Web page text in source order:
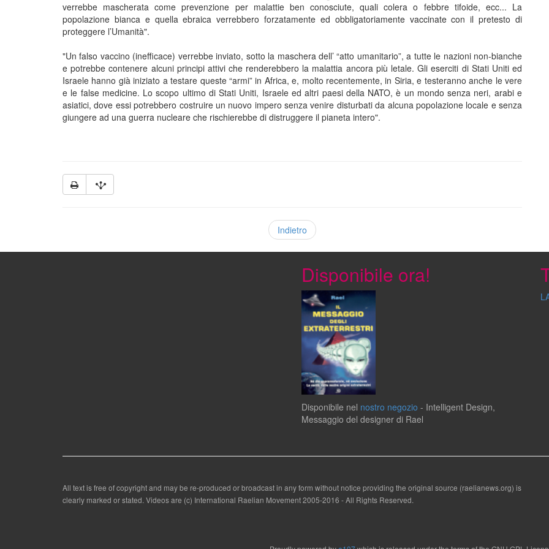
verrebbe mascherata come prevenzione per malattie ben conosciute, quali colera o febbre tifoide, ecc... La
popolazione bianca e quella ebraica verrebbero forzatamente ed obbligatoriamente vaccinate con il pretesto di
proteggere l’Umanità".
"Un falso vaccino (inefficace) verrebbe inviato, sotto la maschera dell’ “atto umanitario”, a tutte le nazioni non-bianche
e potrebbe contenere alcuni principi attivi che renderebbero la malattia ancora più letale. Gli eserciti di Stati Uniti ed
Israele hanno già iniziato a testare queste “armi” in Africa, e, molto recentemente, in Siria, e testeranno anche le vere
e le false medicine. Lo scopo ultimo di Stati Uniti, Israele ed altri paesi della NATO, è un mondo senza neri, arabi e
asiatici, dove essi potrebbero costruire un nuovo impero senza venire disturbati da alcuna popolazione locale e senza
giungere ad una guerra nucleare che rischierebbe di distruggere il pianeta intero".
Indietro
Disponibile ora!
Disponibile nel nostro negozio - Intelligent Design,
Messaggio del designer di Rael
All text is free of copyright and may be re-produced or broadcast in any form without notice providing the original source (raelianews.org) is
clearly marked or stated. Videos are (c) International Raelian Movement 2005-2016 - All Rights Reserved.